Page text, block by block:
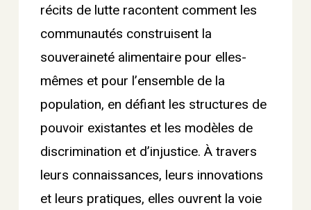
récits de lutte racontent comment les
communautés construisent la
souveraineté alimentaire pour elles-
mêmes et pour l’ensemble de la
population, en défiant les structures de
pouvoir existantes et les modèles de
discrimination et d’injustice. À travers
leurs connaissances, leurs innovations
et leurs pratiques, elles ouvrent la voie